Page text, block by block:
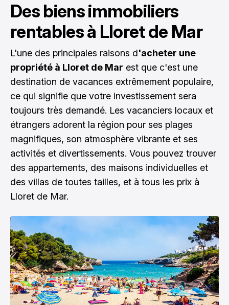
Des biens immobiliers
rentables à Lloret de Mar
L'une des principales raisons d'acheter une
propriété à Lloret de Mar est que c'est une
destination de vacances extrêmement populaire,
ce qui signifie que votre investissement sera
toujours très demandé. Les vacanciers locaux et
étrangers adorent la région pour ses plages
magnifiques, son atmosphère vibrante et ses
activités et divertissements. Vous pouvez trouver
des appartements, des maisons individuelles et
des villas de toutes tailles, et à tous les prix à
Lloret de Mar.